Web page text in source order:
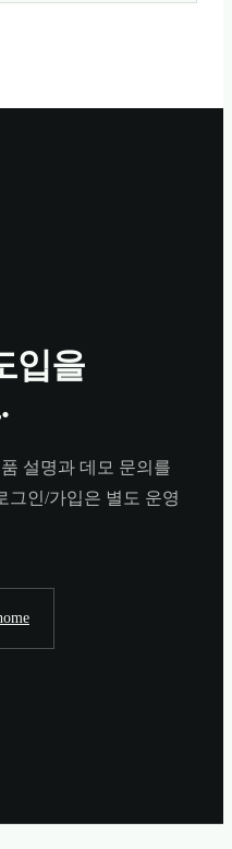
입을
설명과 데모 문의를
그인/가입은 별도 운영